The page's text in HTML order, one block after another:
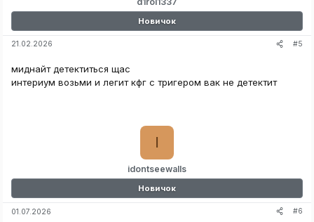
Новичок
21.02.2026 #5
миднайт детектиться щас
интериум возьми и легит кфг с тригером вак не детектит
idontseewalls
I
Новичок
01.07.2026 #6